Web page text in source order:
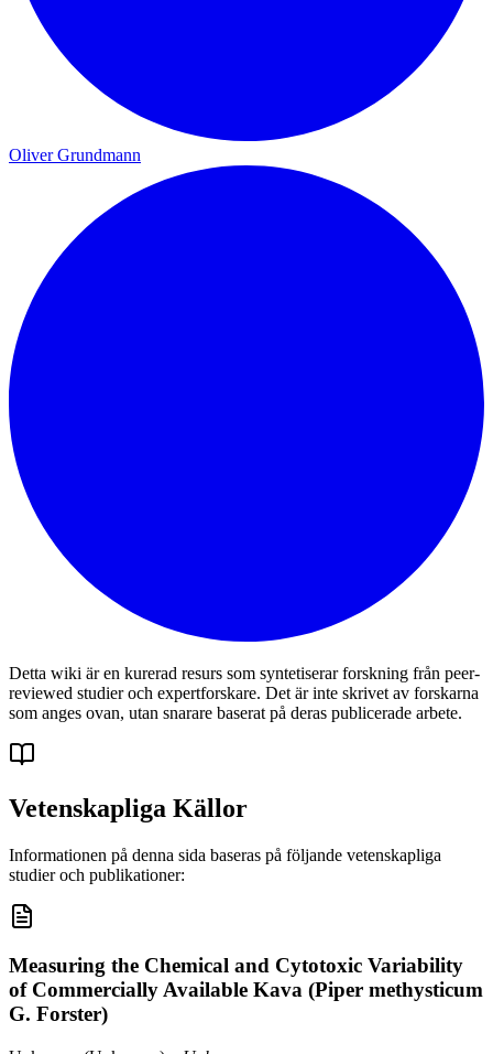
Oliver Grundmann
Detta wiki är en kurerad resurs som syntetiserar forskning från peer-
reviewed studier och expertforskare. Det är inte skrivet av forskarna
som anges ovan, utan snarare baserat på deras publicerade arbete.
Vetenskapliga Källor
Informationen på denna sida baseras på följande vetenskapliga
studier och publikationer:
Measuring the Chemical and Cytotoxic Variability
of Commercially Available Kava (Piper methysticum
G. Forster)